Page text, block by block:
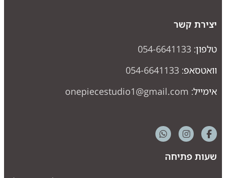
קשר
054-6641133
054-6641133
onepiecestudio1@gmail.com
פתיחה